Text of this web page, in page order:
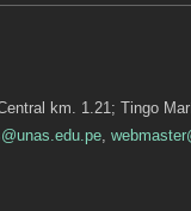
km. 1.21; Tingo
,